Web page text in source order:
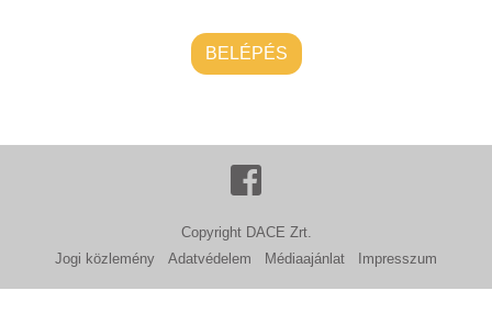
BELÉPÉS
Copyright DACE Zrt.
Jogi közlemény
Adatvédelem Médiaajánlat Impresszum